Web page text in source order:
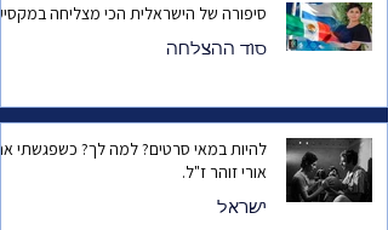
סיפורה של הישראלית הכי מצליחה
סוד ההצלחה
להיות במאי סרטים? למה לך? כשפגשתי
אורי זוהר ז"ל.
ישראל